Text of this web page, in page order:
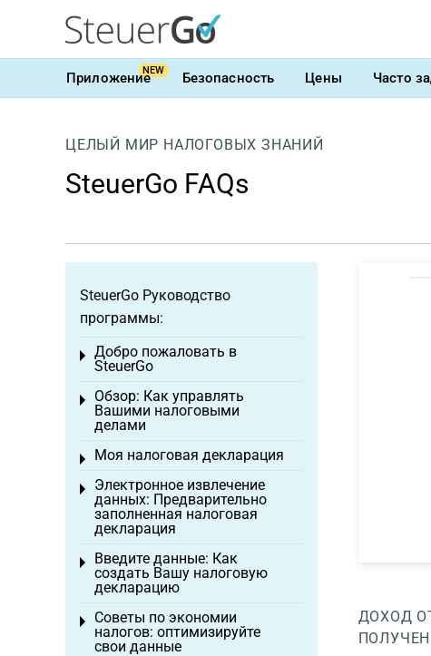
ПриложениеNEW Безопасность Цены Часто
ЦЕЛЫЙ МИР НАЛОГОВЫХ ЗНАНИЙ
SteuerGo FAQs
ДОХОД
SteuerGo Руководство
программы:
Добро пожаловать в
SteuerGo
Toggle menu
Обзор: Как управлять
Вашими налоговыми
делами
Toggle menu
Моя налоговая декларация
Toggle menu
Электронное извлечение
данных: Предварительно
заполненная налоговая
декларация
Toggle menu
Введите данные: Как
создать Вашу налоговую
декларацию
Toggle menu
Советы по экономии
налогов: оптимизируйте
свои данные
Toggle menu